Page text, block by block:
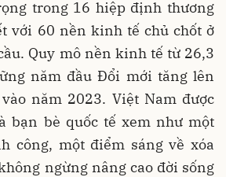
trong 16 hiệp định thương
với 60 nền kinh tế chủ chốt ở
Quy mô nền kinh tế từ 26,3
năm đầu Đổi mới tăng lên
năm 2023. Việt Nam được
bạn bè quốc tế xem như một
công, một điểm sáng về xóa
ngừng nâng cao đời sống